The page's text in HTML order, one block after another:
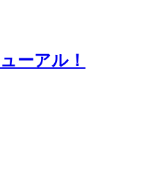
ーアル！